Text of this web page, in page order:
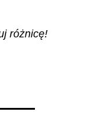
różnicę!